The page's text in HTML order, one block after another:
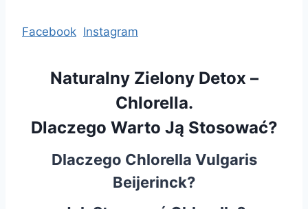
Facebook Instagram
Naturalny Zielony Detox –
Chlorella.
Dlaczego Warto Ją Stosować?
Dlaczego Chlorella Vulgaris
Beijerinck?